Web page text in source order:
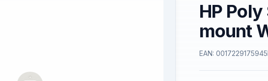
HP
mount
EAN: 0017229175945